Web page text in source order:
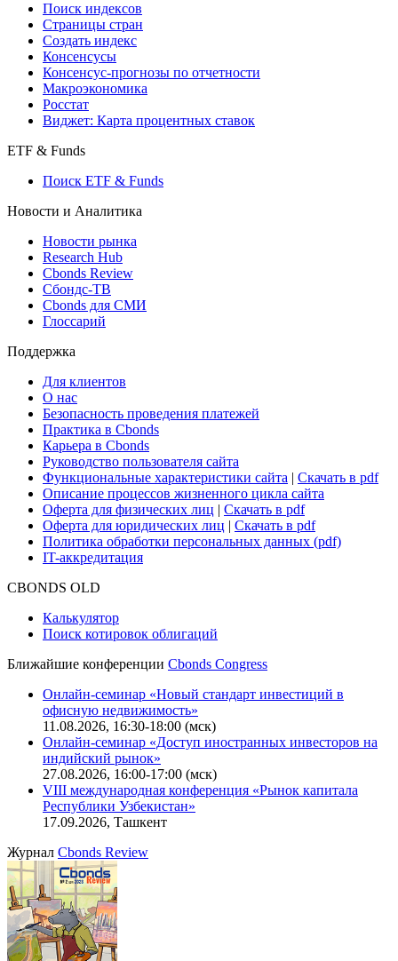
Поиск индексов
Страницы стран
Создать индекс
Консенсусы
Консенсус-прогнозы по отчетности
Макроэкономика
Росстат
Виджет: Карта процентных ставок
ETF & Funds
Поиск ETF & Funds
Новости и Аналитика
Новости рынка
Research Hub
Cbonds Review
Сбондс-ТВ
Cbonds для СМИ
Глоссарий
Поддержка
Для клиентов
О нас
Безопасность проведения платежей
Практика в Cbonds
Карьера в Cbonds
Руководство пользователя сайта
Функциональные характеристики сайта | Скачать в pdf
Описание процессов жизненного цикла сайта
Оферта для физических лиц | Скачать в pdf
Оферта для юридических лиц | Скачать в pdf
Политика обработки персональных данных (pdf)
IT-аккредитация
CBONDS OLD
Калькулятор
Поиск котировок облигаций
Ближайшие конференции Cbonds Congress
Онлайн-семинар «Новый стандарт инвестиций в
офисную недвижимость»
11.08.2026, 16:30-18:00 (мск)
Онлайн-семинар «Доступ иностранных инвесторов на
индийский рынок»
27.08.2026, 16:00-17:00 (мск)
VIII международная конференция «Рынок капитала
Республики Узбекистан»
17.09.2026, Ташкент
Журнал Cbonds Review